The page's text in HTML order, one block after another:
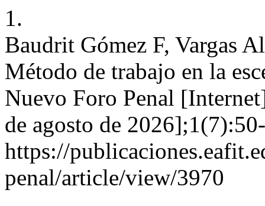
1.
Baudrit Gómez F, Vargas
Método de trabajo en la
Nuevo Foro Penal
de agosto de
https://
penal/article/view/3970